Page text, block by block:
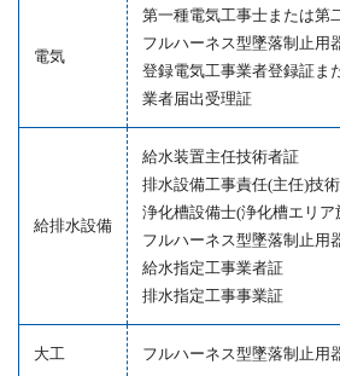
電気
第一種電気工事士または第
フルハーネス型墜落制止用
登録電気工事業者登録証ま
業者届出受理証
給排水設備
給水装置主任技術者証
排水設備工事責任(主任)技
浄化槽設備士(浄化槽エリ
フルハーネス型墜落制止用
給水指定工事業者証
排水指定工事事業証
大工 フルハーネス型墜落制止用